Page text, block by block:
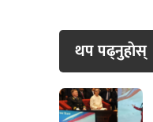
थप पढ्नुहाेस्